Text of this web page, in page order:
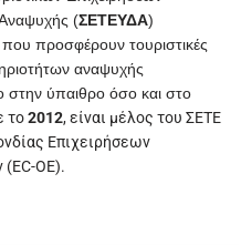
(ΣΕΤΕΥΔΑ)
που προσφέρουν τουριστικές
αναψυχής
στην ύπαιθρο όσο και στο
το2012, είναι μέλος του ΣΕΤΕ
Επιχειρήσεων
OE).